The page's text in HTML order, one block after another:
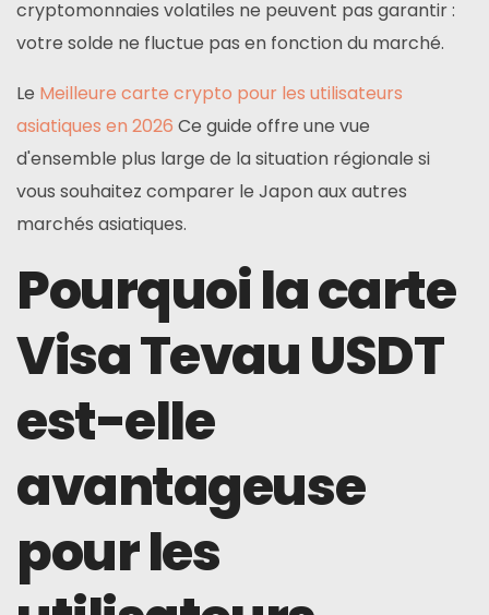
cryptomonnaies volatiles ne peuvent pas garantir :
votre solde ne fluctue pas en fonction du marché.
Le Meilleure carte crypto pour les utilisateurs
asiatiques en 2026 Ce guide offre une vue
d'ensemble plus large de la situation régionale si
vous souhaitez comparer le Japon aux autres
marchés asiatiques.
Pourquoi la carte
Visa Tevau USDT
est-elle
avantageuse
pour les